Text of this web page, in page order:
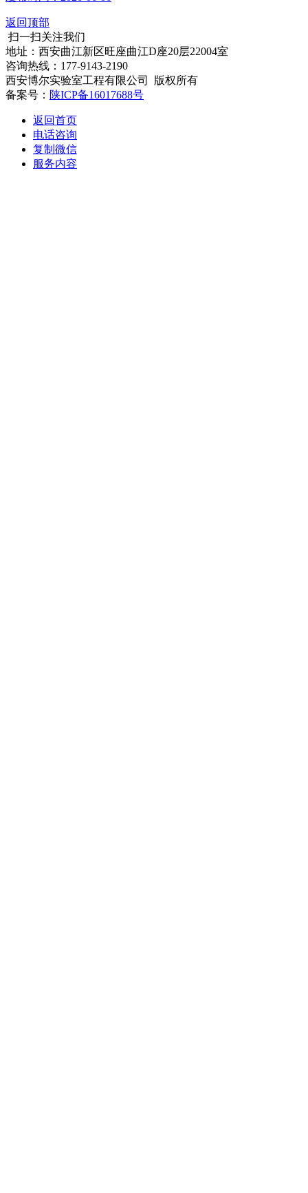
返回顶部
扫一扫关注我们
地址：西安曲江新区旺座曲江D座20层22004室
咨询热线：177-9143-2190
西安博尔实验室工程有限公司 版权所有
备案号： 陕ICP备16017688号
返回首页
电话咨询
复制微信
服务内容